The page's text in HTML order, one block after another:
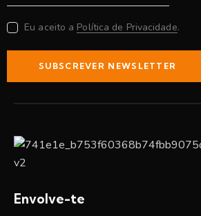
Eu aceito a Política de Privacidade.
SUBSCREVER NEWSLETTER
Envolve-te